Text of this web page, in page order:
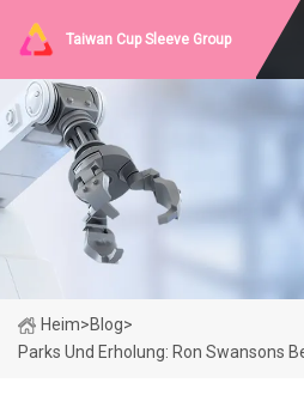
Taiwan Cup Sleeve Group
Heim>Blog>
Parks Und Erholung: Ron Swansons